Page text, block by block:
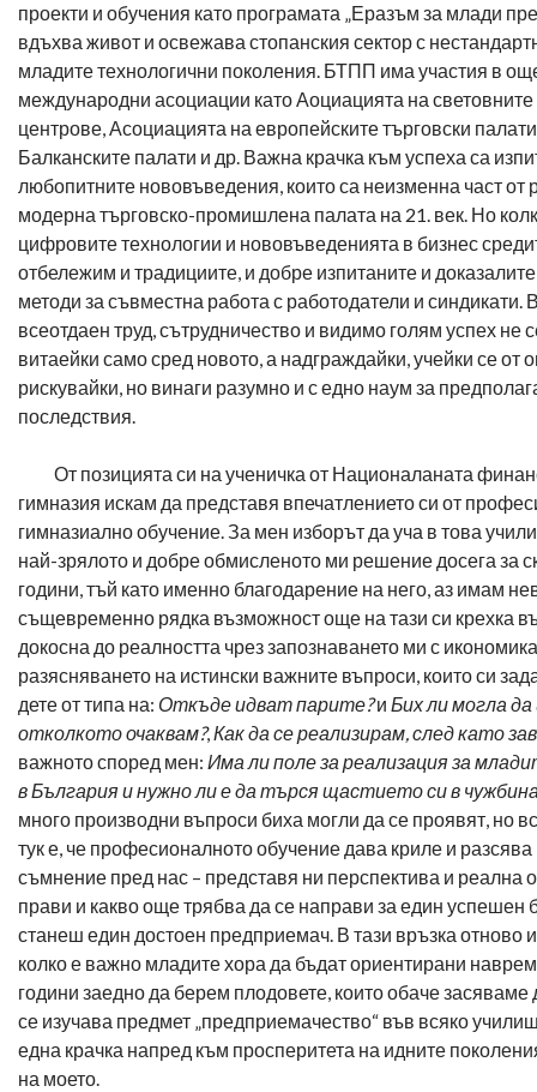
проекти и обучения като програмата „Еразъм за млади
вдъхва живот и освежава стопанския сектор с
младите технологични поколения. БТПП има участия в
международни асоциации като Аоциацията на световните
центрове, Асоциацията на европейските търговски
Балканските палати и др. Важна крачка към успеха са
любопитните нововъведения, които са неизменна част от
модерна търговско-промишлена палата на 21. век. Но
цифровите технологии и нововъведенията в бизнес
отбележим и традициите, и добре изпитаните и
методи за съвместна работа с работодатели и синдикати.
всеотдаен труд, сътрудничество и видимо голям успех не
витаейки само сред новото, а надграждайки, учейки се от
рискувайки, но винаги разумно и с едно наум за
последствия.
От позицията си на ученичка от Националаната
гимназия искам да представя впечатлението си от
гимназиално обучение. За мен изборът да уча в това
най-зрялото и добре обмисленото ми решение досега за
години, тъй като именно благодарение на него, аз имам
същевременно рядка възможност още на тази си крехка
докосна до реалността чрез запознаването ми с
разясняването на истински важните въпроси, които си
дете от типа на: Откъде идват парите?и Бих ли могла да
отколкото очаквам?,Как да се реализирам, след като
важното според мен: Има ли поле за реализация за
в България и нужно ли е да търся щастието си в
много производни въпроси биха могли да се проявят, но
тук е, че професионалното обучение дава криле и разсява
съмнение пред нас – представя ни перспектива и реална
прави и какво още трябва да се направи за един успешен
станеш един достоен предприемач. В тази връзка отново
колко е важно младите хора да бъдат ориентирани
години заедно да берем плодовете, които обаче засяваме
се изучава предмет „предприемачество“ във всяко
една крачка напред към просперитета на идните
на моето.